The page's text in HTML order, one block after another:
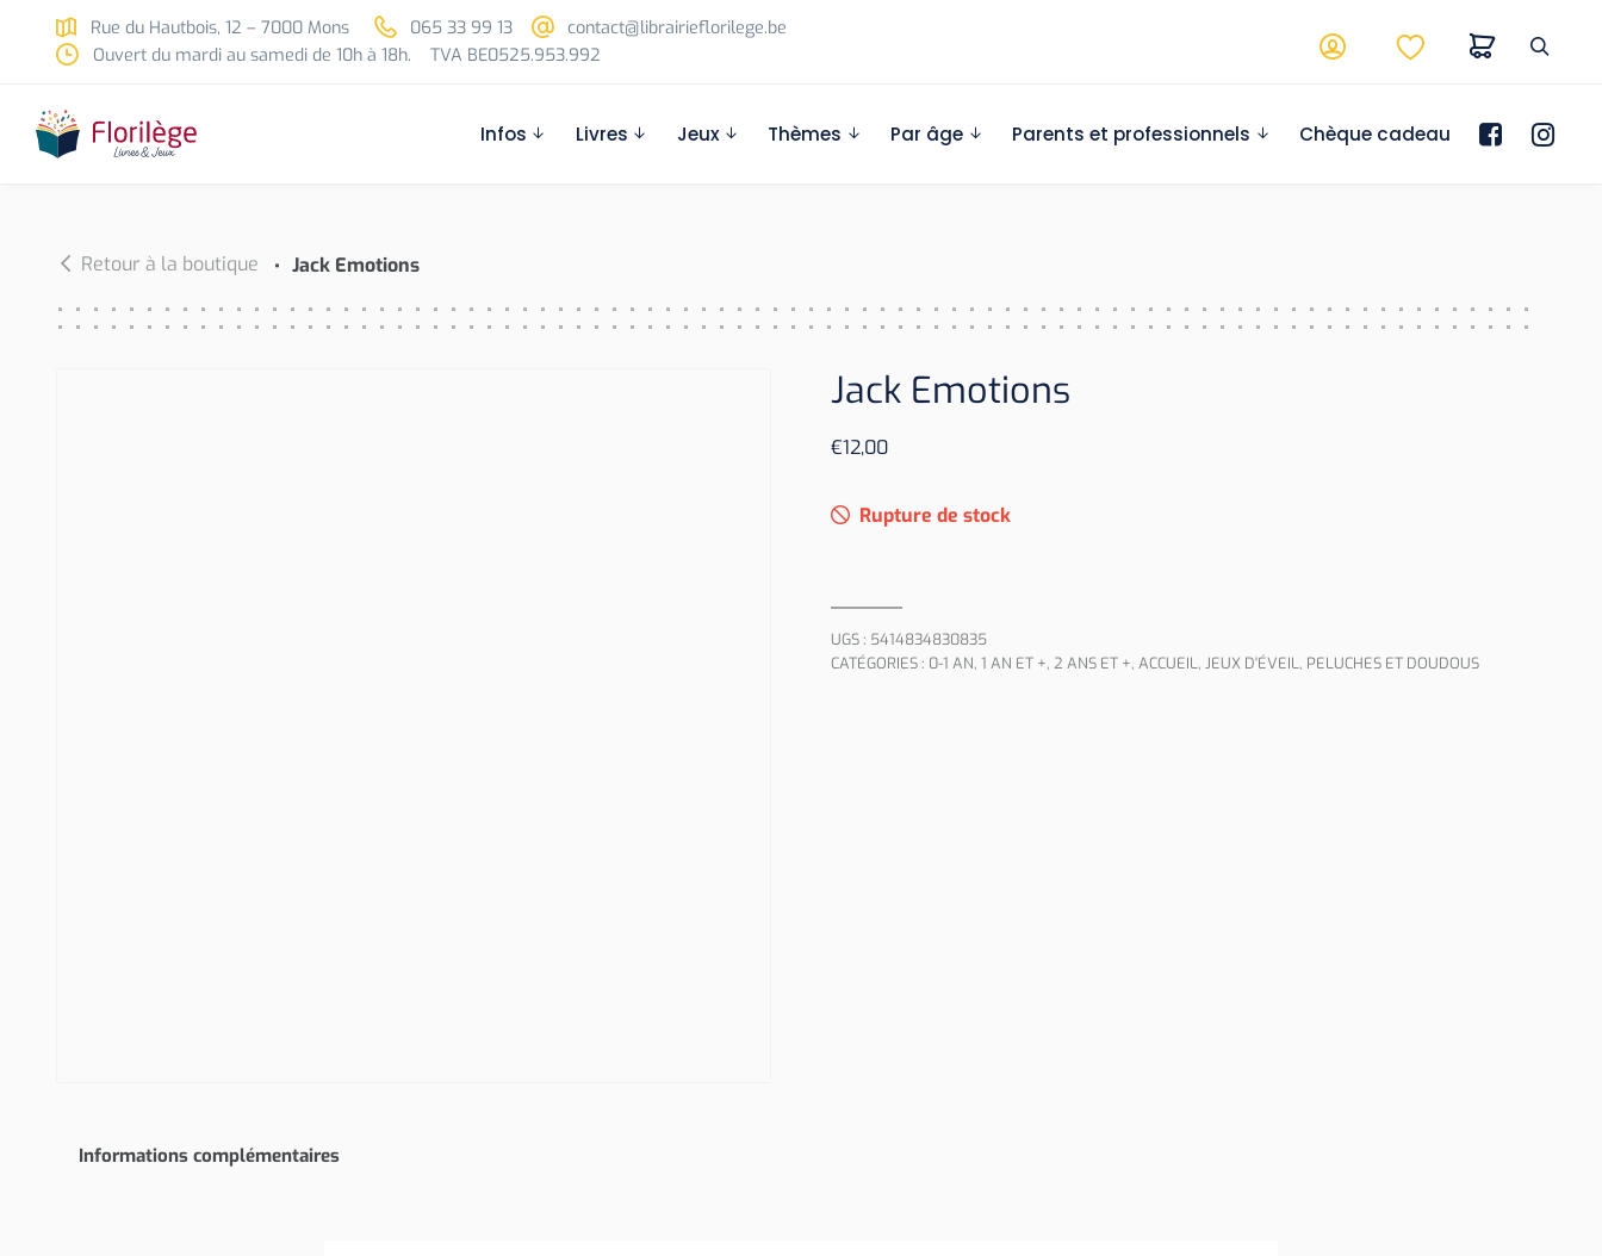
Skip to main content
Rue du Hautbois, 12 – 7000 Mons 065 33 99 13
contact@librairieflorilege.be
Ouvert du mardi au samedi de 10h à 18h.
TVA BE0525.953.992
Infos Livres Jeux Thèmes Par âge Parents et professionnels Chèque cadeau
Retour à la boutique Jack Emotions
Jack Emotions
€12,00
Rupture de stock
UGS : 5414834830835
CATÉGORIES : 0-1 AN, 1 AN ET +, 2 ANS ET +, ACCUEIL, JEUX D'ÉVEIL, PELUCHES ET DOUDOUS
Informations complémentaires